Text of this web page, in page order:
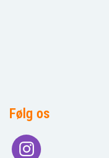
Følg os